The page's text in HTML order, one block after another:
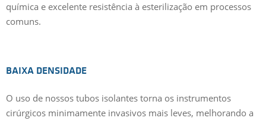
química e excelente resistência à esterilização em processos
comuns.
BAIXA DENSIDADE
O uso de nossos tubos isolantes torna os instrumentos
cirúrgicos minimamente invasivos mais leves, melhorando a